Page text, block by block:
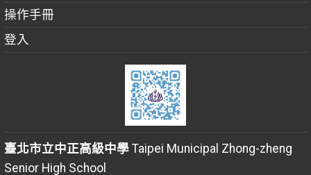
操作手冊
登入
臺北市立中正高級中學Taipei Municipal Zhong-zheng
Senior High School